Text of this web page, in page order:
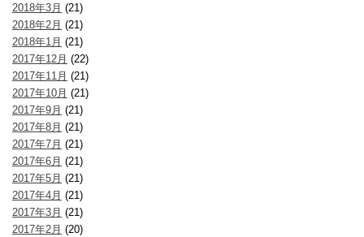
2018年3月 (21)
2018年2月 (21)
2018年1月 (21)
2017年12月 (22)
2017年11月 (21)
2017年10月 (21)
2017年9月 (21)
2017年8月 (21)
2017年7月 (21)
2017年6月 (21)
2017年5月 (21)
2017年4月 (21)
2017年3月 (21)
2017年2月 (20)